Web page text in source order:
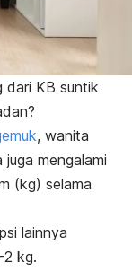
dari KB suntik
, wanita
mengalami
(kg) selama
lainnya
2 kg.